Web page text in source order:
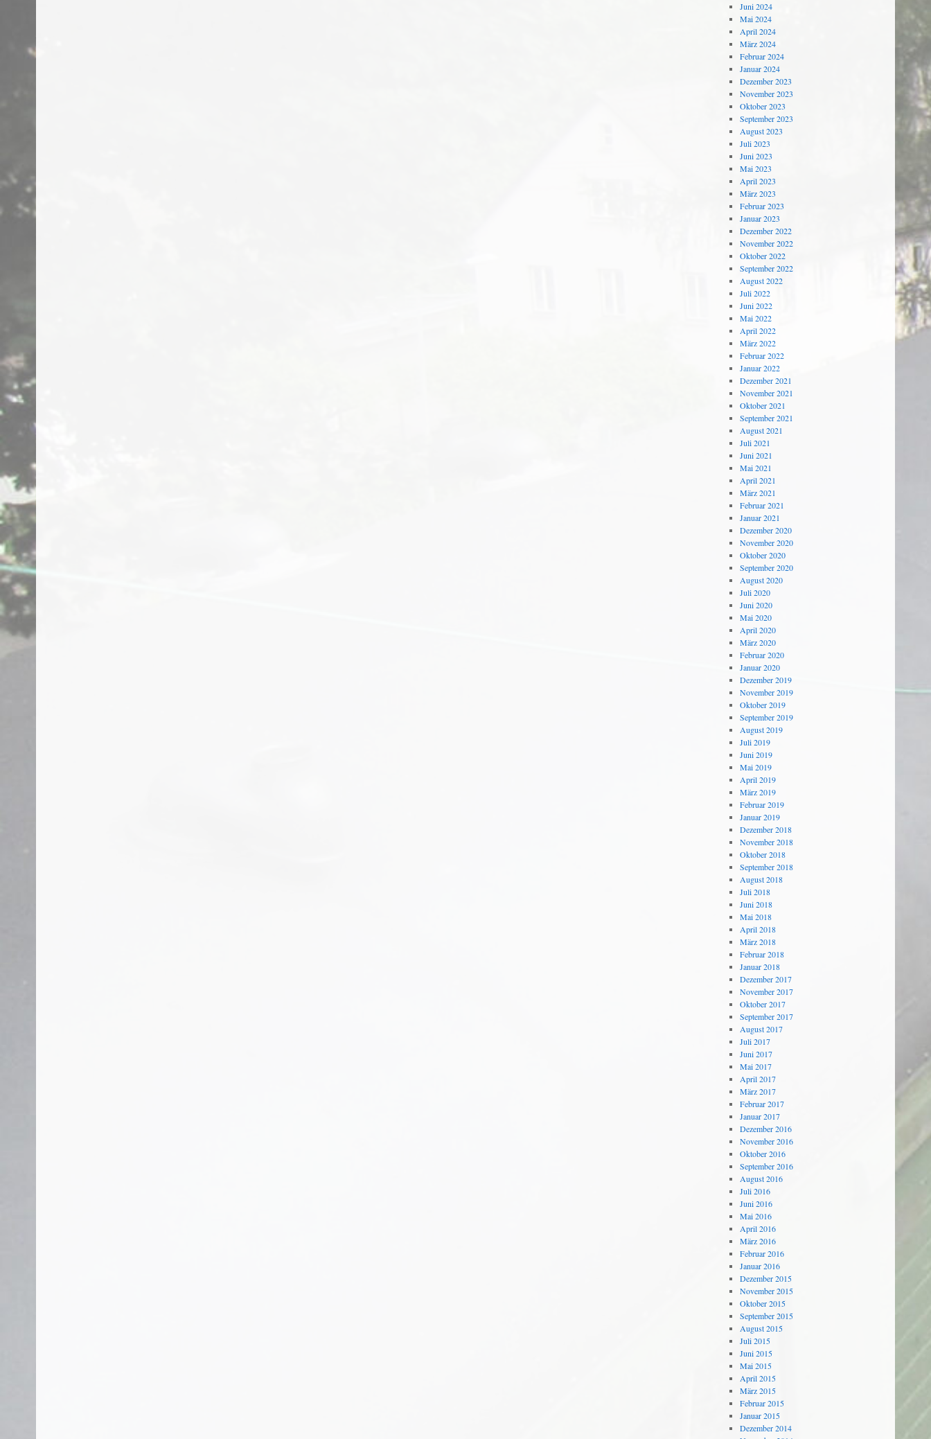
Juni 2024
Mai 2024
April 2024
März 2024
Februar 2024
Januar 2024
Dezember 2023
November 2023
Oktober 2023
September 2023
August 2023
Juli 2023
Juni 2023
Mai 2023
April 2023
März 2023
Februar 2023
Januar 2023
Dezember 2022
November 2022
Oktober 2022
September 2022
August 2022
Juli 2022
Juni 2022
Mai 2022
April 2022
März 2022
Februar 2022
Januar 2022
Dezember 2021
November 2021
Oktober 2021
September 2021
August 2021
Juli 2021
Juni 2021
Mai 2021
April 2021
März 2021
Februar 2021
Januar 2021
Dezember 2020
November 2020
Oktober 2020
September 2020
August 2020
Juli 2020
Juni 2020
Mai 2020
April 2020
März 2020
Februar 2020
Januar 2020
Dezember 2019
November 2019
Oktober 2019
September 2019
August 2019
Juli 2019
Juni 2019
Mai 2019
April 2019
März 2019
Februar 2019
Januar 2019
Dezember 2018
November 2018
Oktober 2018
September 2018
August 2018
Juli 2018
Juni 2018
Mai 2018
April 2018
März 2018
Februar 2018
Januar 2018
Dezember 2017
November 2017
Oktober 2017
September 2017
August 2017
Juli 2017
Juni 2017
Mai 2017
April 2017
März 2017
Februar 2017
Januar 2017
Dezember 2016
November 2016
Oktober 2016
September 2016
August 2016
Juli 2016
Juni 2016
Mai 2016
April 2016
März 2016
Februar 2016
Januar 2016
Dezember 2015
November 2015
Oktober 2015
September 2015
August 2015
Juli 2015
Juni 2015
Mai 2015
April 2015
März 2015
Februar 2015
Januar 2015
Dezember 2014